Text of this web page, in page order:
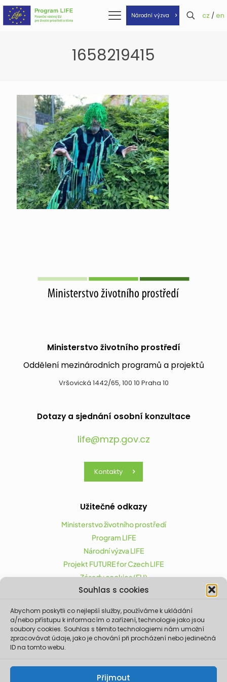
Souhlas s cookies
Abychom poskytli co nejlepší služby, používáme k ukládání
a/nebo přístupu k informacím o zařízení, technologie jako jsou
soubory cookies. Souhlas s těmito technologiemi nám umožní
zpracovávat údaje, jako je chování při procházení nebo jedinečná
ID na tomto webu.
Přijmout
Národní výzva cz / en
1658219415
Ministerstvo životního prostředí
Oddělení mezinárodních programů a projektů
Vršovická 1442/65, 100 10 Praha 10
Dotazy a sjednání osobní konzultace
life@mzp.gov.cz
Kontakty
Užitečné odkazy
Ministerstvo životního prostředí
Program LIFE
Národní výzva LIFE
Projekt FUTURE for Czech LIFE
Zásady cookies (EU)
Projekt FUTURE for Czech LIFE (LIFE21-CAP-CZ-LIFE
FOR CZECHIA) byl podpořen z finančního nástroje
Evropské unie LIFE.
Údaje a informace zveřejněné na těchto
Ministerstva životního prostředí a partnerů
projektu. Evropská komise není odpovědná za